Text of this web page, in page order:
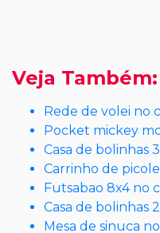
Veja Também:
Rede de volei no
Pocket mickey
Casa de bolinhas
Carrinho de
Futsabao 8x4 no
Casa de bolinhas
Mesa de sinuca